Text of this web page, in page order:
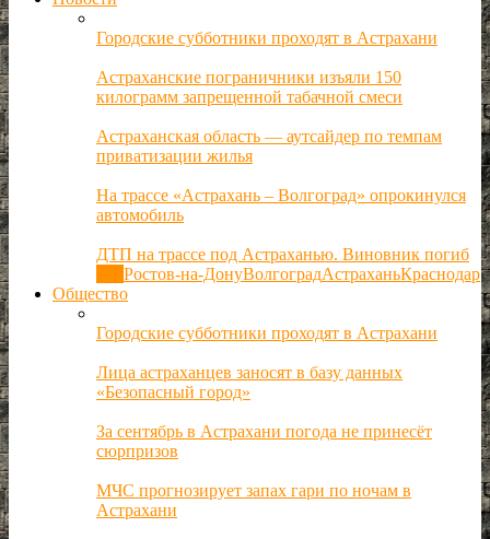
Городские субботники проходят в Астрахани
Астраханские пограничники изъяли 150
килограмм запрещенной табачной смеси
Астраханская область — аутсайдер по темпам
приватизации жилья
На трассе «Астрахань – Волгоград» опрокинулся
автомобиль
ДТП на трассе под Астраханью. Виновник погиб
Ростов-на-ДонуВолгоградАстраханьКраснодар
Общество
Городские субботники проходят в Астрахани
Лица астраханцев заносят в базу данных
«Безопасный город»
За сентябрь в Астрахани погода не принесёт
сюрпризов
МЧС прогнозирует запах гари по ночам в
Астрахани